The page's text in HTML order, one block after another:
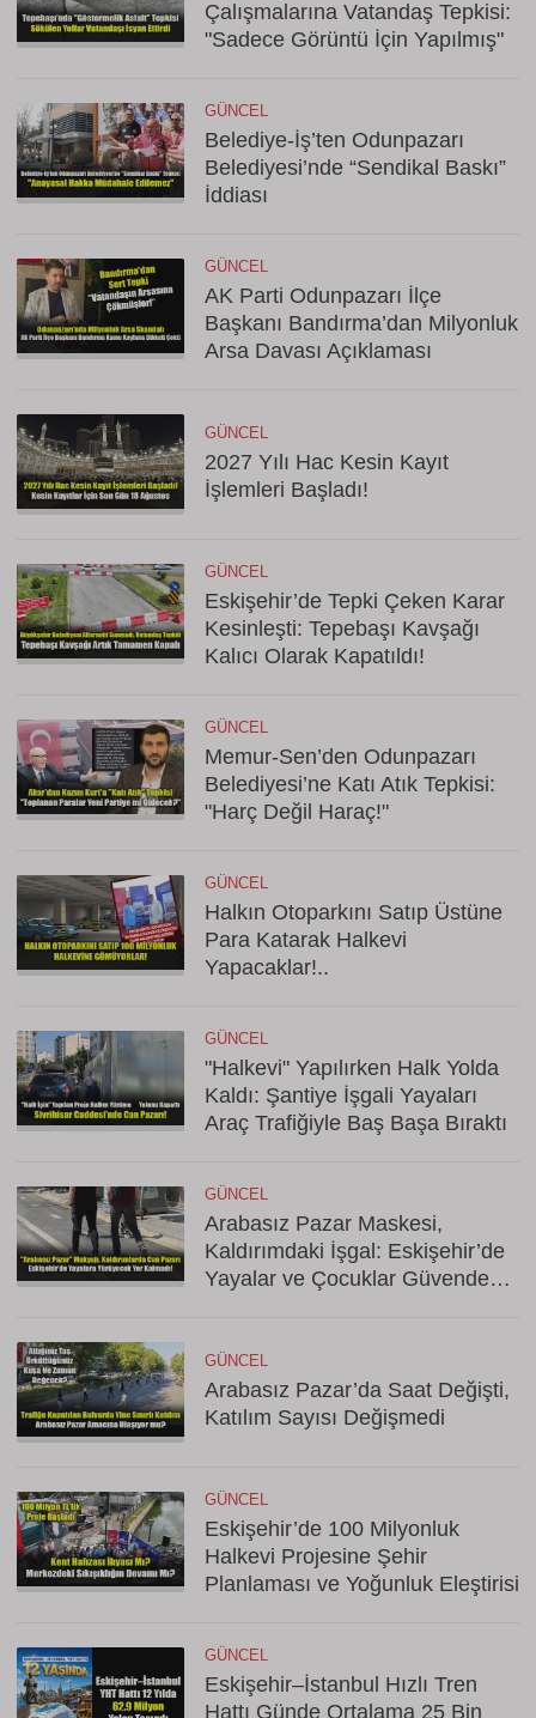
Çalışmalarına Vatandaş Tepkisi:
"Sadece Görüntü İçin Yapılmış"
GÜNCEL
Belediye-İş’ten Odunpazarı
Belediyesi’nde “Sendikal Baskı”
İddiası
GÜNCEL
AK Parti Odunpazarı İlçe
Başkanı Bandırma’dan Milyonluk
Arsa Davası Açıklaması
GÜNCEL
2027 Yılı Hac Kesin Kayıt
İşlemleri Başladı!
GÜNCEL
Eskişehir’de Tepki Çeken Karar
Kesinleşti: Tepebaşı Kavşağı
Kalıcı Olarak Kapatıldı!
GÜNCEL
Memur-Sen’den Odunpazarı
Belediyesi’ne Katı Atık Tepkisi:
"Harç Değil Haraç!"
GÜNCEL
Halkın Otoparkını Satıp Üstüne
Para Katarak Halkevi
Yapacaklar!..
GÜNCEL
"Halkevi" Yapılırken Halk Yolda
Kaldı: Şantiye İşgali Yayaları
Araç Trafiğiyle Baş Başa Bıraktı
GÜNCEL
Arabasız Pazar Maskesi,
Kaldırımdaki İşgal: Eskişehir’de
Yayalar ve Çocuklar Güvende
GÜNCEL
Arabasız Pazar’da Saat Değişti,
Katılım Sayısı Değişmedi
GÜNCEL
Eskişehir’de 100 Milyonluk
Halkevi Projesine Şehir
Planlaması ve Yoğunluk Eleştirisi
GÜNCEL
Eskişehir–İstanbul Hızlı Tren
Hattı Günde Ortalama 25 Bin